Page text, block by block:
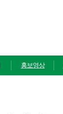
홍보영상